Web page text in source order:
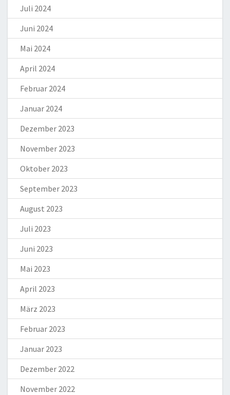
Juli 2024
Juni 2024
Mai 2024
April 2024
Februar 2024
Januar 2024
Dezember 2023
November 2023
Oktober 2023
September 2023
August 2023
Juli 2023
Juni 2023
Mai 2023
April 2023
März 2023
Februar 2023
Januar 2023
Dezember 2022
November 2022